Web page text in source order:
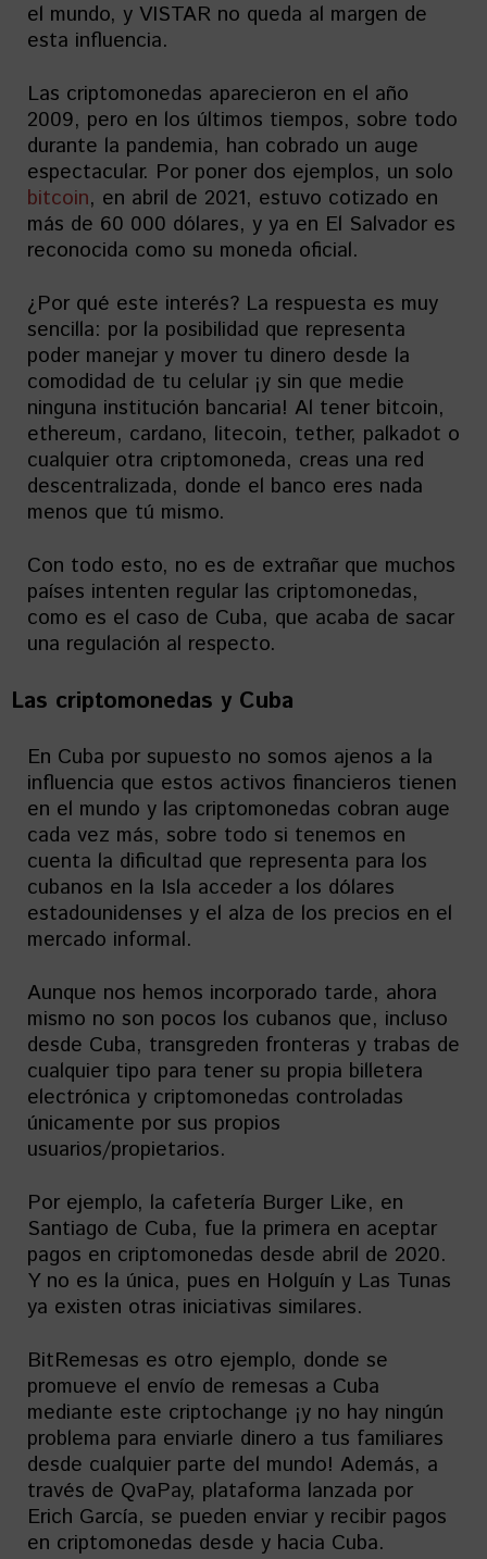
el mundo, y VISTAR no queda al margen de
esta influencia.
Las criptomonedas aparecieron en el año
2009, pero en los últimos tiempos, sobre todo
durante la pandemia, han cobrado un auge
espectacular. Por poner dos ejemplos, un solo
bitcoin, en abril de 2021, estuvo cotizado en
más de 60 000 dólares, y ya en El Salvador es
reconocida como su moneda oficial.
¿Por qué este interés? La respuesta es muy
sencilla: por la posibilidad que representa
poder manejar y mover tu dinero desde la
comodidad de tu celular ¡y sin que medie
ninguna institución bancaria! Al tener bitcoin,
ethereum, cardano, litecoin, tether, palkadot o
cualquier otra criptomoneda, creas una red
descentralizada, donde el banco eres nada
menos que tú mismo.
Con todo esto, no es de extrañar que muchos
países intenten regular las criptomonedas,
como es el caso de Cuba, que acaba de sacar
una regulación al respecto.
Las criptomonedas y Cuba
En Cuba por supuesto no somos ajenos a la
influencia que estos activos financieros tienen
en el mundo y las criptomonedas cobran auge
cada vez más, sobre todo si tenemos en
cuenta la dificultad que representa para los
cubanos en la Isla acceder a los dólares
estadounidenses y el alza de los precios en el
mercado informal.
Aunque nos hemos incorporado tarde, ahora
mismo no son pocos los cubanos que, incluso
desde Cuba, transgreden fronteras y trabas de
cualquier tipo para tener su propia billetera
electrónica y criptomonedas controladas
únicamente por sus propios
usuarios/propietarios.
Por ejemplo, la cafetería Burger Like, en
Santiago de Cuba, fue la primera en aceptar
pagos en criptomonedas desde abril de 2020.
Y no es la única, pues en Holguín y Las Tunas
ya existen otras iniciativas similares.
BitRemesas es otro ejemplo, donde se
promueve el envío de remesas a Cuba
mediante este criptochange ¡y no hay ningún
problema para enviarle dinero a tus familiares
desde cualquier parte del mundo! Además, a
través de QvaPay, plataforma lanzada por
Erich García, se pueden enviar y recibir pagos
en criptomonedas desde y hacia Cuba.